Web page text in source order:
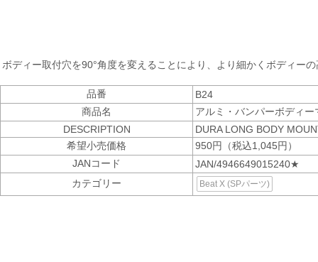
ボディー取付穴を90°角度を変えることにより、より細かくボディー
品番
B24
商品名
アルミ・バンパーボディ
DESCRIPTION
DURA LONG BODY
希望小売価格
950円（税込1,045円）
JANコード
JAN/4946649015240★
カテゴリー
Beat X (SPパーツ)